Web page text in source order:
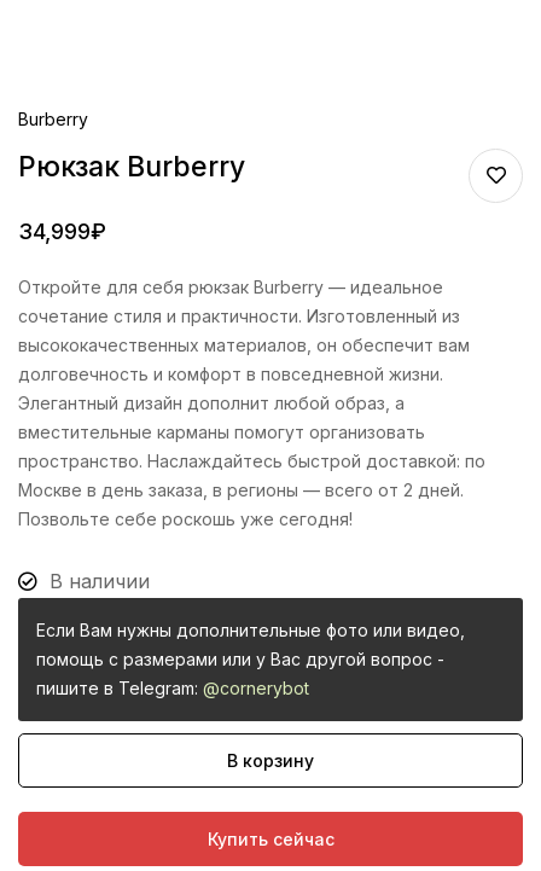
Burberry
Рюкзак Burberry
34,999₽
Откройте для себя рюкзак Burberry — идеальное
сочетание стиля и практичности. Изготовленный из
высококачественных материалов, он обеспечит вам
долговечность и комфорт в повседневной жизни.
Элегантный дизайн дополнит любой образ, а
вместительные карманы помогут организовать
пространство. Наслаждайтесь быстрой доставкой: по
Москве в день заказа, в регионы — всего от 2 дней.
Позвольте себе роскошь уже сегодня!
В наличии
Если Вам нужны дополнительные фото или видео,
помощь с размерами или у Вас другой вопрос -
пишите в Telegram: @cornerybot
В корзину
Купить сейчас